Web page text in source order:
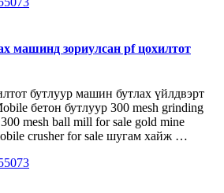
машинд зориулсан pf цохилтот
бутлуур машин бутлах үйлдвэрт
бетон бутлуур 300 mesh grinding
mesh ball mill for sale gold mine
crusher for sale шугам хайж …